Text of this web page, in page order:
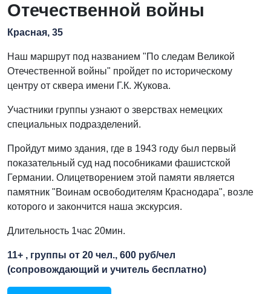
Отечественной войны
Красная, 35
Наш маршрут под названием "По следам Великой
Отечественной войны" пройдет по историческому
центру от сквера имени Г.К. Жукова.
Участники группы узнают о зверствах немецких
специальных подразделений.
Пройдут мимо здания, где в 1943 году был первый
показательный суд над пособниками фашистской
Германии. Олицетворением этой памяти является
памятник "Воинам освободителям Краснодара", возле
которого и закончится наша экскурсия.
Длительность 1час 20мин.
11+ , группы от 20 чел., 600 руб/чел
(сопровождающий и учитель бесплатно)